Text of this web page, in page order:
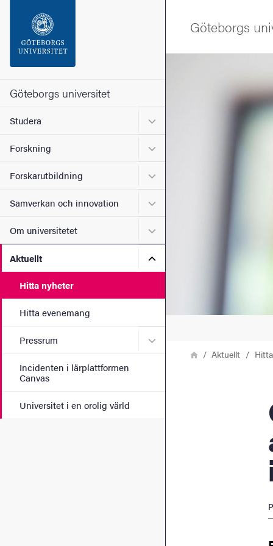
Sidfoten
Om webbplatsen
Göteborgs universitet
Studera Undermeny för Studera
Forskning Undermeny för Forskning
Forskarutbildning Undermeny för
Samverkan och innovation Undermeny för Samverkan
Om universitetet Undermeny för Om
Aktuellt Undermeny för Aktuellt
Hitta nyheter
Hitta evenemang
Pressrum Undermeny för Pressrum
Incidenten i lärplattformen
Canvas
Universitet i en orolig värld
Göteborgs
Bild
LänkstigHemAktuellt